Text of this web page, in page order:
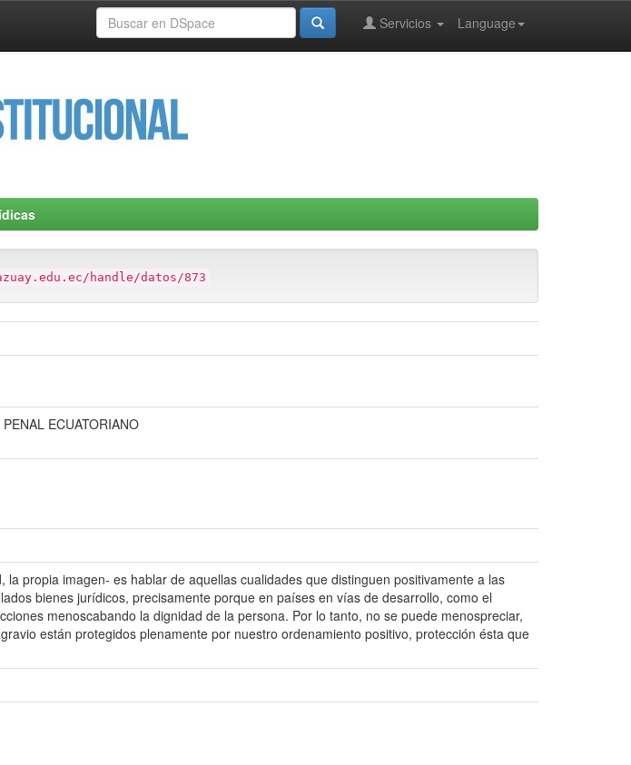
Language
Servicios
handle/datos/873
ECUATORIANO
propia imagen- es hablar de aquellas cualidades que distinguen positivamente a las
bienes jurídicos, precisamente porque en países en vías de desarrollo, como el
menoscabando la dignidad de la persona. Por lo tanto, no se puede menospreciar,
están protegidos plenamente por nuestro ordenamiento positivo, protección ésta que